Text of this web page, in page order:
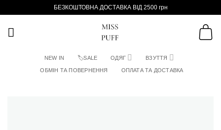
БЕЗКОШТОВНА ДОСТАВКА ВІД 2500 грн
NEW IN 🏷SALE ОДЯГ ВЗУТТЯ
ОБМІН ТА ПОВЕРНЕННЯ ОПЛАТА ТА ДОСТАВКА